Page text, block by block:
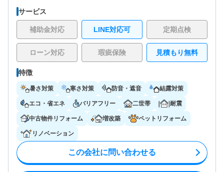
サービス
補助金対応 LINE対応可 定期点検
ローン対応 瑕疵保険 見積もり無料
特徴
暑さ対策 寒さ対策 防音・遮音 結露対策
エコ・省エネ バリアフリー 二世帯 耐震
中古物件リフォーム 増改築 ペットリフォーム
リノベーション
この会社に問い合わせる